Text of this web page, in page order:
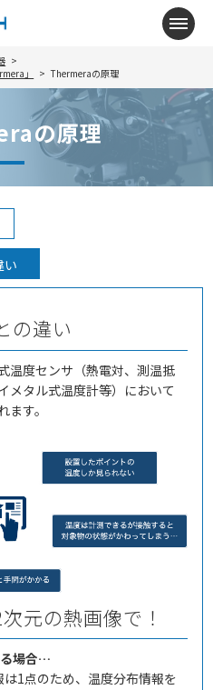
メニ
」
Thermeraの原理
の原理
い
の違い
温度センサ（熱電対、測温抵
メタル式温度計等）において
す。
元の熱画像で！
場合…
1点のため、温度分布情報を